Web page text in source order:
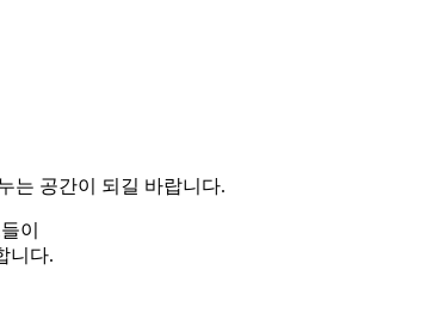
는 공간이 되길 바랍니다.
이
니다.